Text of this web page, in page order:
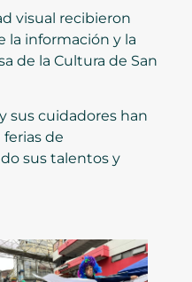
visual recibieron
la información y la
de la Cultura de San
sus cuidadores han
de
sus talentos y